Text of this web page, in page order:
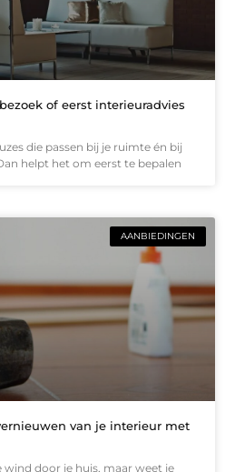
of eerst interieuradvies
die passen bij je ruimte én bij
helpt het om eerst te bepalen
AANBIEDINGEN
van je interieur met
wind door je huis, maar weet je